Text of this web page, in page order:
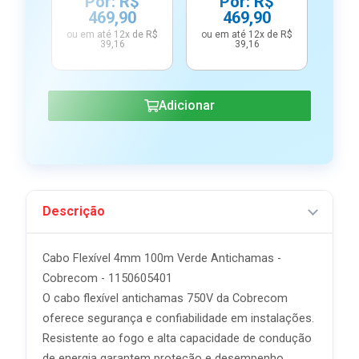
469,90
ou em até 12x de R$
39,16
469,90
ou em até 12x de R$
39,16
Adicionar
Descrição
Cabo Flexível 4mm 100m Verde Antichamas -
Cobrecom - 1150605401
O cabo flexível antichamas 750V da Cobrecom
oferece segurança e confiabilidade em instalações.
Resistente ao fogo e alta capacidade de condução